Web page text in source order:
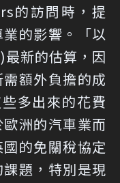
的訪問時，提
的影響。「以
新的估算，因
額外負擔的成
多出來的花費
洲的汽車業而
的免關稅協定
題，特別是現